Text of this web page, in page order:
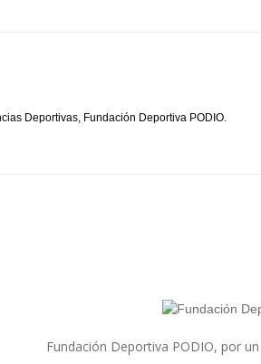
Deportivas, Fundación Deportiva PODIO.
Fundación Deportiva PODIO, por